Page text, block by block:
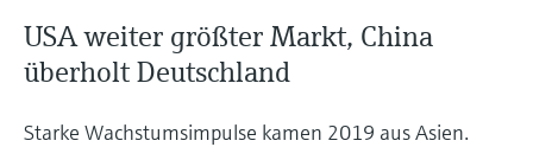
USA weiter größter Markt, China
überholt Deutschland
Starke Wachstumsimpulse kamen 2019 aus Asien.